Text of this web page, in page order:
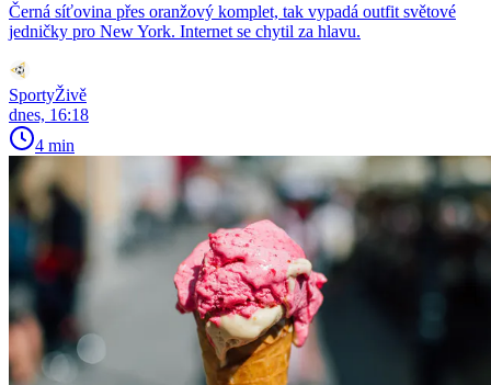
Černá síťovina přes oranžový komplet, tak vypadá outfit světové
jedničky pro New York. Internet se chytil za hlavu.
SportyŽivě
dnes, 16:18
4 min